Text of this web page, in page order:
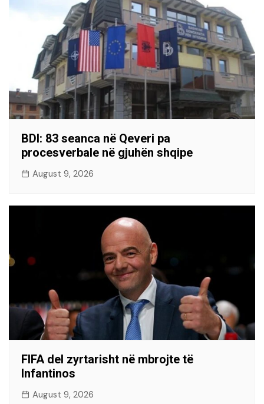
BDI: 83 seanca në Qeveri pa
procesverbale në gjuhën shqipe
August 9, 2026
FIFA del zyrtarisht në mbrojte të
Infantinos
August 9, 2026